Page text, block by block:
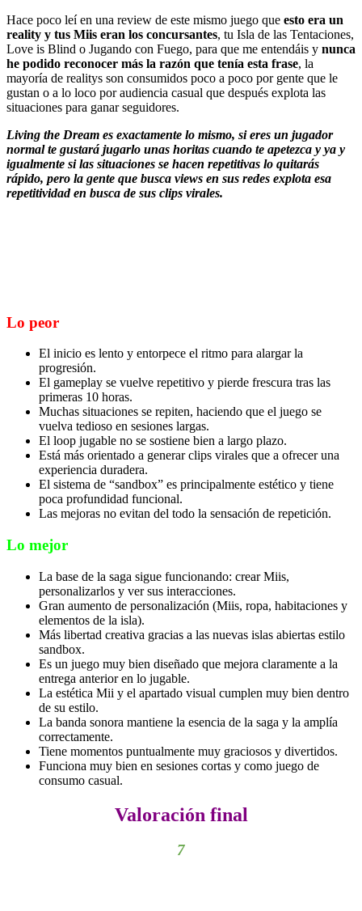
Hace poco leí en una review de este mismo juego que esto era un
reality y tus Miis eran los concursantes, tu Isla de las Tentaciones,
Love is Blind o Jugando con Fuego, para que me entendáis y nunca
he podido reconocer más la razón que tenía esta frase, la
mayoría de realitys son consumidos poco a poco por gente que le
gustan o a lo loco por audiencia casual que después explota las
situaciones para ganar seguidores.
Living the Dream es exactamente lo mismo, si eres un jugador
normal te gustará jugarlo unas horitas cuando te apetezca y ya y
igualmente si las situaciones se hacen repetitivas lo quitarás
rápido, pero la gente que busca views en sus redes explota esa
repetitividad en busca de sus clips virales.
Lo peor
El inicio es lento y entorpece el ritmo para alargar la
progresión.
El gameplay se vuelve repetitivo y pierde frescura tras las
primeras 10 horas.
Muchas situaciones se repiten, haciendo que el juego se
vuelva tedioso en sesiones largas.
El loop jugable no se sostiene bien a largo plazo.
Está más orientado a generar clips virales que a ofrecer una
experiencia duradera.
El sistema de “sandbox” es principalmente estético y tiene
poca profundidad funcional.
Las mejoras no evitan del todo la sensación de repetición.
Lo mejor
La base de la saga sigue funcionando: crear Miis,
personalizarlos y ver sus interacciones.
Gran aumento de personalización (Miis, ropa, habitaciones y
elementos de la isla).
Más libertad creativa gracias a las nuevas islas abiertas estilo
sandbox.
Es un juego muy bien diseñado que mejora claramente a la
entrega anterior en lo jugable.
La estética Mii y el apartado visual cumplen muy bien dentro
de su estilo.
La banda sonora mantiene la esencia de la saga y la amplía
correctamente.
Tiene momentos puntualmente muy graciosos y divertidos.
Funciona muy bien en sesiones cortas y como juego de
consumo casual.
Valoración final
7